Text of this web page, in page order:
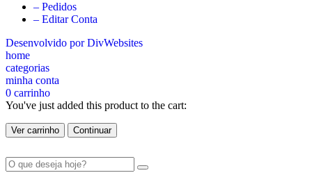
– Pedidos
– Editar Conta
Desenvolvido por DivWebsites
home
categorias
minha conta
0 carrinho
You've just added this product to the cart:
Ver carrinho Continuar